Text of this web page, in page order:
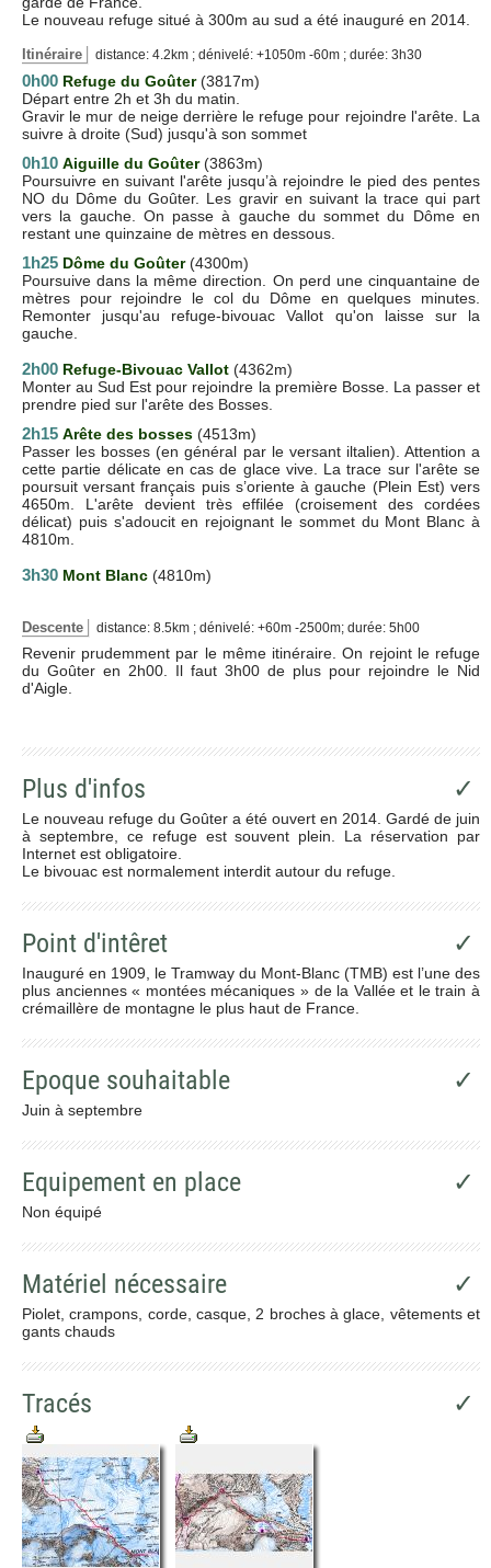
Le nouveau refuge situé à 300m au sud a été inauguré en 2014.
Itinéraire distance: 4.2km ; dénivelé: +1050m -60m ; durée: 3h30
0h00 Refuge du Goûter(3817m)
Départ entre 2h et 3h du matin.
Gravir le mur de neige derrière le refuge pour rejoindre l'arête. La
suivre à droite (Sud) jusqu'à son sommet
0h10 Aiguille du Goûter(3863m)
Poursuivre en suivant l'arête jusqu’à rejoindre le pied des pentes
NO du Dôme du Goûter. Les gravir en suivant la trace qui part
vers la gauche. On passe à gauche du sommet du Dôme en
restant une quinzaine de mètres en dessous.
1h25 Dôme du Goûter(4300m)
Poursuive dans la même direction. On perd une cinquantaine de
mètres pour rejoindre le col du Dôme en quelques minutes.
Remonter jusqu'au refuge-bivouac Vallot qu'on laisse sur la
gauche.
2h00 Refuge-Bivouac Vallot (4362m)
Monter au Sud Est pour rejoindre la première Bosse. La passer et
prendre pied sur l'arête des Bosses.
2h15 Arête des bosses (4513m)
Passer les bosses (en général par le versant iltalien). Attention a
cette partie délicate en cas de glace vive. La trace sur l'arête se
poursuit versant français puis s’oriente à gauche (Plein Est) vers
4650m. L'arête devient très effilée (croisement des cordées
délicat) puis s'adoucit en rejoignant le sommet du Mont Blanc à
4810m.
3h30 Mont Blanc (4810m)
Descente distance: 8.5km ; dénivelé: +60m -2500m; durée: 5h00
Revenir prudemment par le même itinéraire. On rejoint le refuge
du Goûter en 2h00. Il faut 3h00 de plus pour rejoindre le Nid
d'Aigle.
Plus d'infos ✓
Le nouveau refuge du Goûter a été ouvert en 2014. Gardé de juin
à septembre, ce refuge est souvent plein. La réservation par
Internet est obligatoire.
Le bivouac est normalement interdit autour du refuge.
Point d'intêret ✓
Inauguré en 1909, le Tramway du Mont-Blanc (TMB) est l’une des
plus anciennes « montées mécaniques » de la Vallée et le train à
crémaillère de montagne le plus haut de France.
Epoque souhaitable ✓
Juin à septembre
Equipement en place ✓
Non équipé
Matériel nécessaire ✓
Piolet, crampons, corde, casque, 2 broches à glace, vêtements et
gants chauds
Tracés ✓